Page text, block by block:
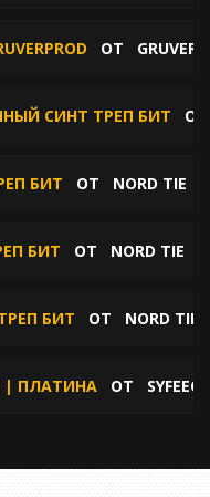
ОТ
СИНТ ТРЕП БИТ
БИТ ОТ NORD TIE
БИТ ОТ NORD TIE
БИТ ОТ NORD TIE
| ПЛАТИНА ОТ